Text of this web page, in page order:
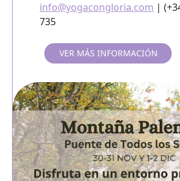
info@yogacongloria.com |
735
VER MÁS INFORMACIÓN